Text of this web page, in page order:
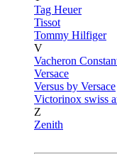
Tag Heuer
Tissot
Tommy Hilfiger
V
Vacheron
Versace
Versus by Versace
Victorinox swiss
Z
Zenith